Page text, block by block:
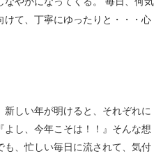
て、丁寧にゆったりと・・・心
しい年が明けると、それぞれに
し、今年こそは！！』そんな想
、忙しい毎日に流されて、気付